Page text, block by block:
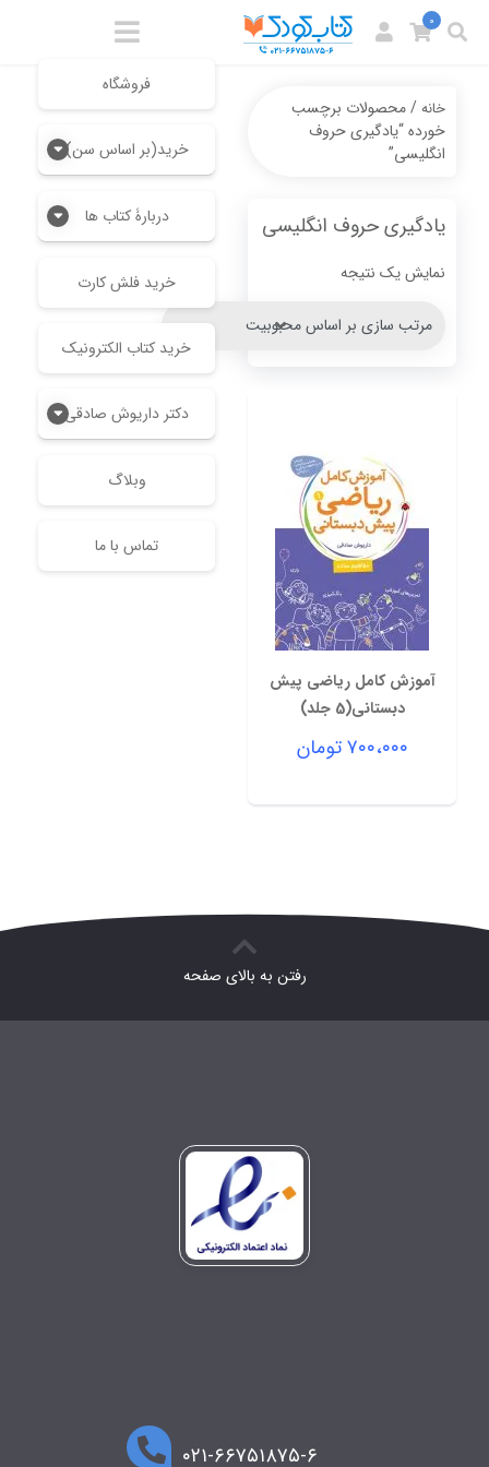
فروشگاه
خرید(بر اساس سن)
دربارۀ کتاب ها
خرید فلش کارت
خرید کتاب الکترونیک
دکتر داریوش صادقی
وبلاگ
تماس با ما
0
خانه/ محصولات برچسب
خورده “یادگیری حروف
انگلیسی”
یادگیری حروف انگلیسی
نمایش یک نتیجه
آموزش کامل ریاضی پیش
دبستانی(5 جلد)
۷۰۰،۰۰۰تومان
رفتن به بالای صفحه
۰۲۱-۶۶۷۵۱۸۷۵-۶